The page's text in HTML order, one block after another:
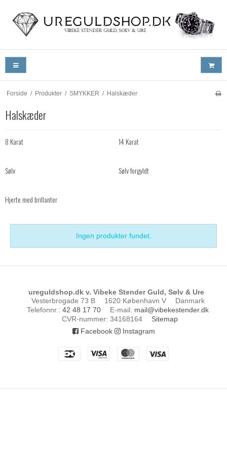
Forside / Produkter / SMYKKER / Halskæder
Halskæder
8 Karat 14 Karat
Sølv Sølv forgyldt
Hjerte med brillanter
Ingen produkter fundet.
ureguldshop.dk v. Vibeke Stender Guld, Sølv & Ure
Vesterbrogade 73 B
1620 København V
Danmark
Telefonnr. : 42 48 17 70 E-mail: mail@vibekestender.dk
CVR-nummer: 34168164
Sitemap
Facebook
Instagram